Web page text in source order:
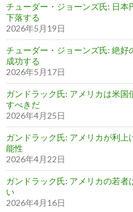
チューダー・ジョーンズ氏: 日
下落する
2026年5月19日
チューダー・ジョーンズ氏: 絶
成功する
2026年5月17日
ガンドラック氏: アメリカは米国
すべきだ
2026年4月25日
ガンドラック氏: アメリカが利
能性
2026年4月22日
ガンドラック氏: アメリカの若
い
2026年4月16日